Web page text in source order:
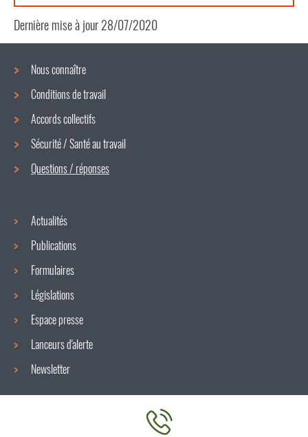
Dernière mise à jour28/07/2020
Menu
de
navigation
Nous connaître
Conditions de travail
Accords collectifs
Sécurité / Santé au travail
Questions / réponses
Actualités
Publications
Formulaires
Législations
Espace presse
Lanceurs d'alerte
Newsletter